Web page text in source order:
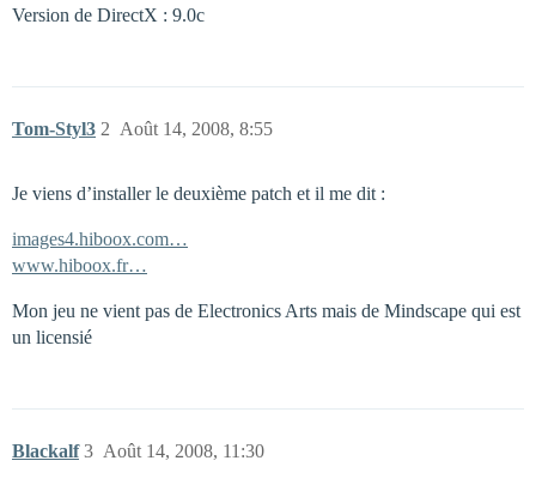
Version de DirectX : 9.0c
Tom-Styl3 Août 14, 2008, 8:55
2
Je viens d’installer le deuxième patch et il me dit :
images4.hiboox.com…
www.hiboox.fr…
Mon jeu ne vient pas de Electronics Arts mais de Mindscape qui est
un licensié
Blackalf Août 14, 2008, 11:30
3